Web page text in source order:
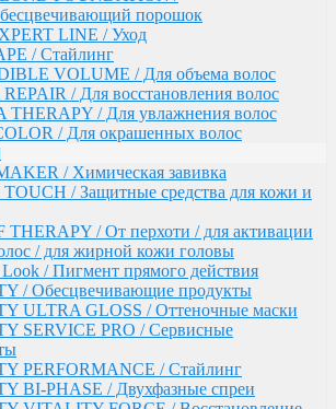
волос
Repair / Питание и восстановление
Hydro / Увлажняющие средства для
Colorsaver / Уход за окрашенными
Basic / Уход для всех типов волос
FORCE / Пептидное восстановление
BLOND / Комплекс для создания и
блонда
POWER / Уход
SYSTEM / Уход с бондинг-комплексом
/ Укрепляющий уход
волос / Ambient, MYPOINT
COLORS / Пигменты прямого
крем-краска для волос
(150 оттенков)
порошок
LINE / Уход
/ Стайлинг
VOLUME / Для объема волос
/ Для восстановления волос
THERAPY / Для увлажнения волос
/ Для окрашенных волос
/ Химическая завивка
/ Защитные средства для кожи и
THERAPY / От перхоти / для активации
/ для жирной кожи головы
Look / Пигмент прямого действия
/ Обесцвечивающие продукты
ULTRA GLOSS / Оттеночные маски
SERVICE PRO / Сервисные
PERFORMANCE / Стайлинг
BI-PHASE / Двухфазные спреи